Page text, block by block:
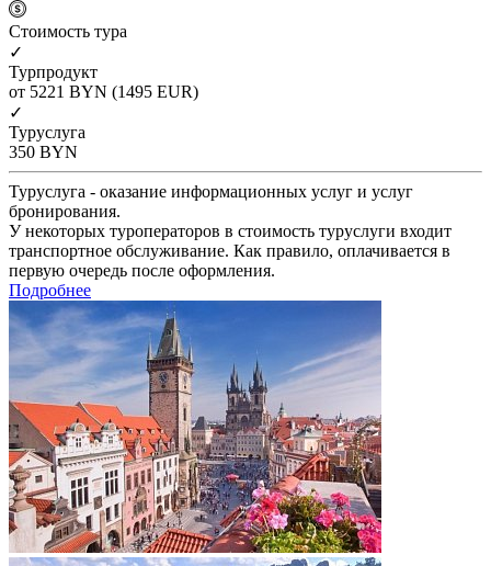
Cтоимость тура
✓
Турпродукт
от 5221 BYN (1495 EUR)
✓
Туруслуга
350 BYN
Туруслуга - оказание информационных услуг и услуг
бронирования.
У некоторых туроператоров в стоимость туруслуги входит
транспортное обслуживание. Как правило, оплачивается в
первую очередь после оформления.
Подробнее